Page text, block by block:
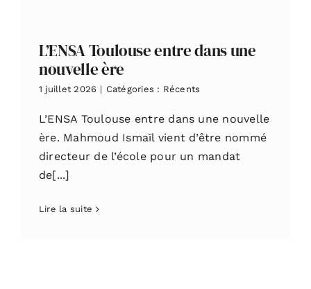
L’ENSA Toulouse entre dans une
nouvelle ère
1 juillet 2026 | Catégories : Récents
L’ENSA Toulouse entre dans une nouvelle
ère. Mahmoud Ismaïl vient d’être nommé
directeur de l’école pour un mandat
de[...]
Lire la suite